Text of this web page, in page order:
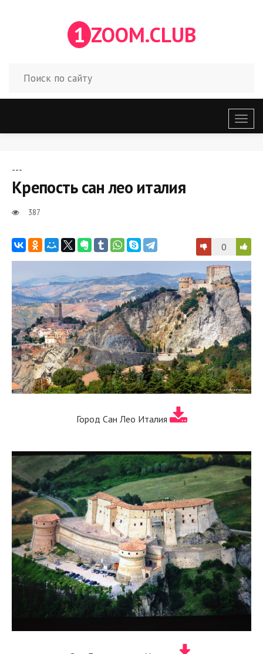
1 ZOOM.CLUB
меню
---
Крепость сан лео италия
387
0
Город Сан Лео Италия